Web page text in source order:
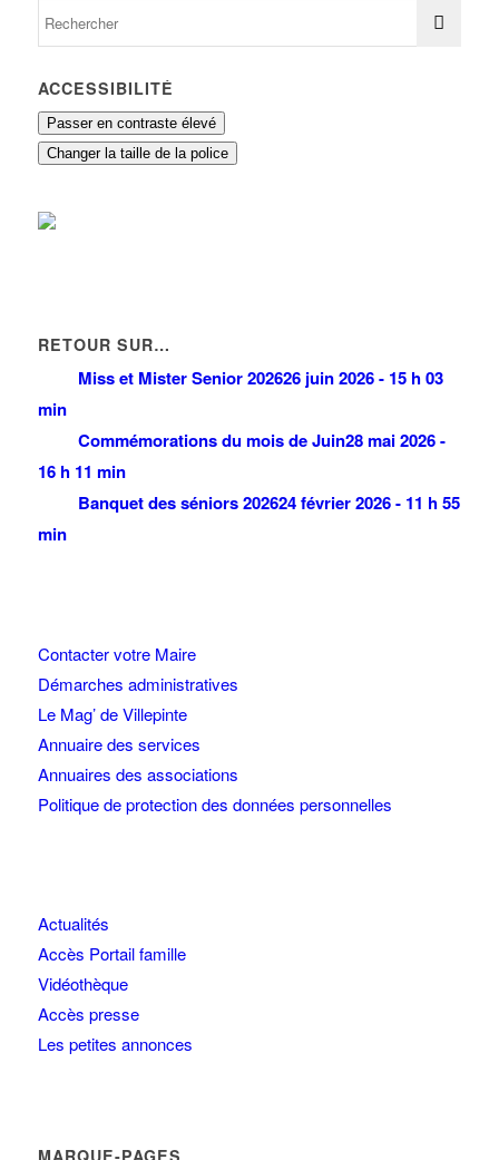
ACCESSIBILITÉ
Passer en contraste élevé
Changer la taille de la police
RETOUR SUR…
Miss et Mister Senior 202626 juin 2026 - 15 h 03
min
Commémorations du mois de Juin28 mai 2026 -
16 h 11 min
Banquet des séniors 202624 février 2026 - 11 h 55
min
Contacter votre Maire
Démarches administratives
Le Mag’ de Villepinte
Annuaire des services
Annuaires des associations
Politique de protection des données personnelles
Actualités
Accès Portail famille
Vidéothèque
Accès presse
Les petites annonces